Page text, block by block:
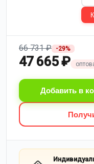
66 731 ₽ -29%
47 665 ₽
Добавить в